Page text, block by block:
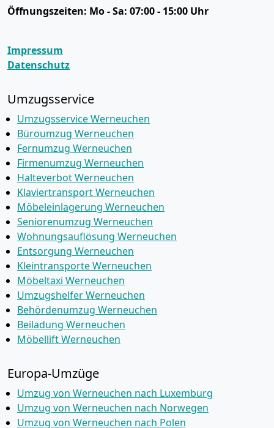
Öffnungszeiten: Mo - Sa: 07:00 - 15:00 Uhr
Impressum
Datenschutz
Umzugsservice
Umzugsservice Werneuchen
Büroumzug Werneuchen
Fernumzug Werneuchen
Firmenumzug Werneuchen
Halteverbot Werneuchen
Klaviertransport Werneuchen
Möbeleinlagerung Werneuchen
Seniorenumzug Werneuchen
Wohnungsauflösung Werneuchen
Entsorgung Werneuchen
Kleintransporte Werneuchen
Möbeltaxi Werneuchen
Umzugshelfer Werneuchen
Behördenumzug Werneuchen
Beiladung Werneuchen
Möbellift Werneuchen
Europa-Umzüge
Umzug von Werneuchen nach Luxemburg
Umzug von Werneuchen nach Norwegen
Umzug von Werneuchen nach Polen